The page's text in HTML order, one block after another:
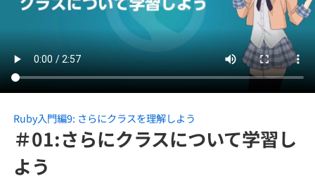
転職成功ガイド
転職エージェント
インタビュー
転職成功ガイド
求人検索
インターン
学習
問題集
プログラミング言語
ゲーム・マンガ
Ruby入門編9: さらにクラスを理解しよう
＃01:さらにクラスについて学習し
よう